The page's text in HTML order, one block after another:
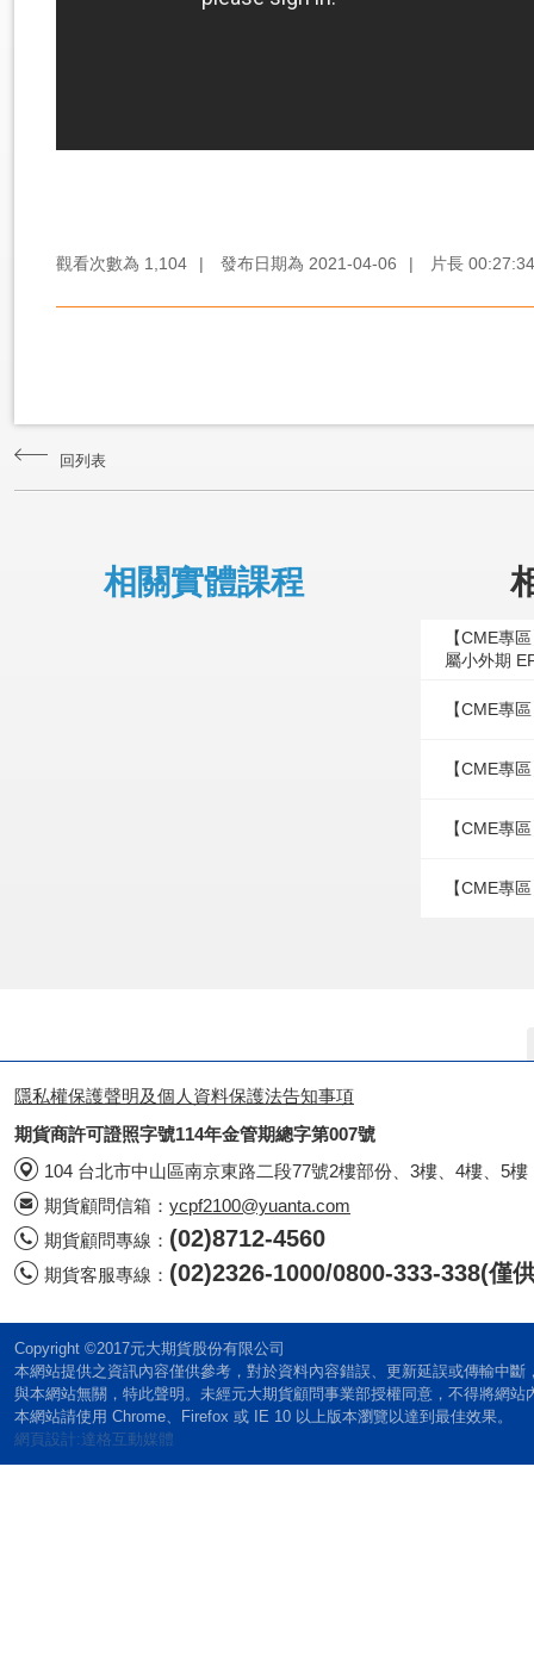
觀看次數為 1,104 | 發布日期為 2021-04-06 | 片長 00:27:34
回列表
相關實體課程
【CME專
屬小外期
【CME專
【CME專
【CME專
【CME專
隱私權保護聲明及個人資料保護法告知事項
期貨商許可證照字號114年金管期總字第007號
104 台北市中山區南京東路二段77號2樓部份、3樓、4樓、5樓
期貨顧問信箱： ycpf2100@yuanta.com
期貨顧問專線： (02)8712-4560
期貨客服專線： (02)2326-1000/0800-333-338(僅
Copyright ©2017元大期貨股份有限公司
本網站提供之資訊內容僅供參考，對於資料內容錯誤、更新延誤或傳輸中
與本網站無關，特此聲明。未經元大期貨顧問事業部授權同意，不得將網站
本網站請使用 Chrome、Firefox 或 IE 10 以上版本瀏覽以達到最佳效果。
網頁設計:達格互動媒體